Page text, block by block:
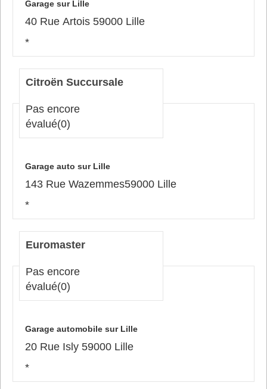
Garage sur Lille
40 Rue Artois 59000 Lille
*
Citroën Succursale
Pas encore
évalué(0)
Garage auto sur Lille
143 Rue Wazemmes59000 Lille
*
Euromaster
Pas encore
évalué(0)
Garage automobile sur Lille
20 Rue Isly 59000 Lille
*